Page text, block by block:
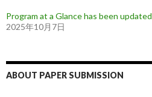
Program at a Glance has been updated
2025年10月7日
ABOUT PAPER SUBMISSION